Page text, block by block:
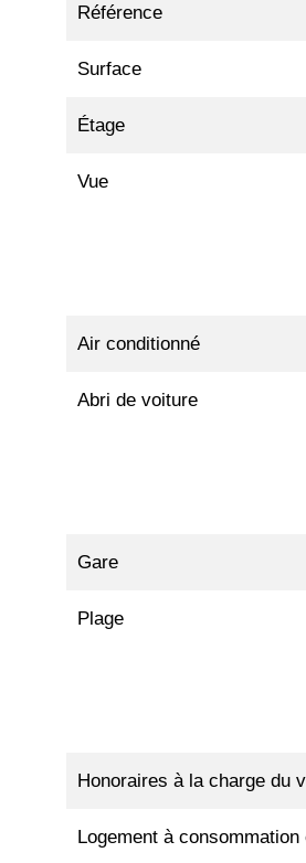
Référence
Surface
Étage
Vue
Air conditionné
Abri de voiture
Gare
Plage
Honoraires à la charge du
Logement à